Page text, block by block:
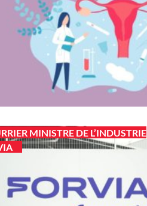
MINISTRE DE L’INDUSTRIE